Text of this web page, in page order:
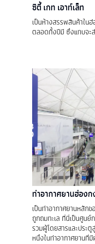
ซิตี้ เกท เอาท์เล็ท
เป็นห้างสรรพสินค้าใน
ตลอดทั้งปีมี ซึ่งแทบจะ
ท่าอากาศยานฮ่อง
เป็นท่าอากาศยานหลัก
ถูกถมทะเล ที่นี่เป็นศูน
รวมผู้โดยสารและประ
หนึ่งในท่าอากาศยานที่